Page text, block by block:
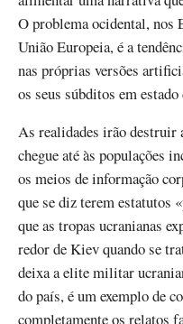
O problema ocidental, nos
União Europeia, é a
nas próprias versões
os seus súbditos em
As realidades irão destruir
chegue até às populações
os meios de informação
que se diz terem
que as tropas ucranianas
redor de Kiev quando se
deixa a elite militar
do país, é um exemplo de
completamente os relatos